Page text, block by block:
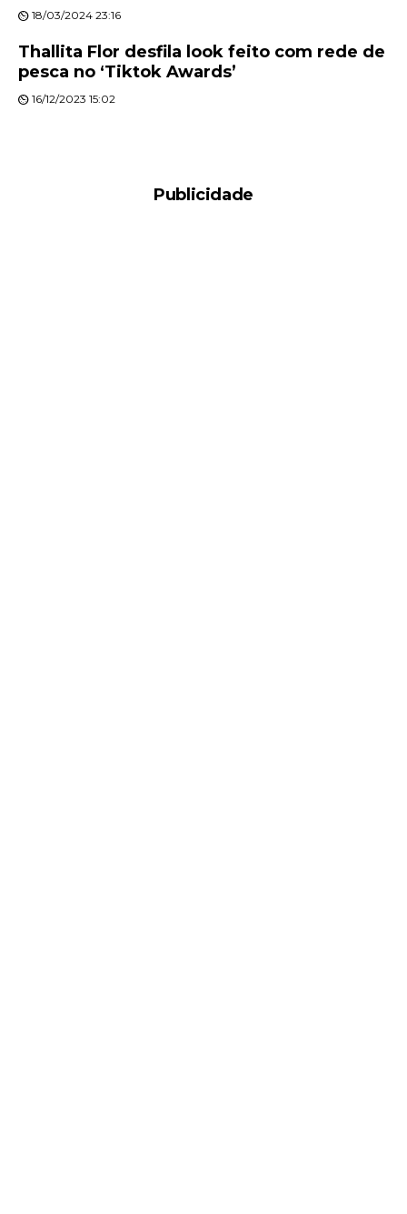
18/03/2024 23:16
Thallita Flor desfila look feito com rede de
pesca no ‘Tiktok Awards’
16/12/2023 15:02
Publicidade